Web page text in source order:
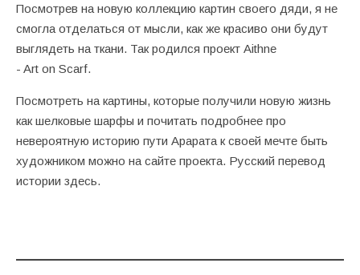
Посмотрев на новую коллекцию картин своего дяди, я не
смогла отделаться от мысли, как же красиво они будут
выглядеть на ткани. Так родился проект Aithne
- Art on Scarf.
Посмотреть на картины, которые получили новую жизнь
как шелковые шарфы и почитать подробнее про
невероятную историю пути Арарата к своей мечте быть
художником можно на сайте проекта. Русский перевод
истории здесь.